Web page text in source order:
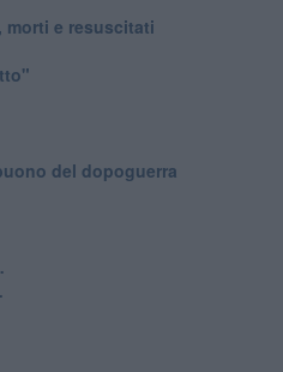
morti e resuscitati
del dopoguerra